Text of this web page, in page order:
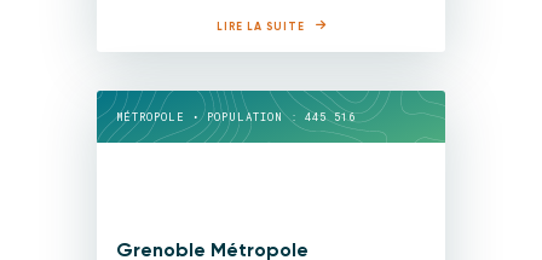
LIRE LA SUITE
MÉTROPOLE • POPULATION : 445 516
Grenoble Métropole